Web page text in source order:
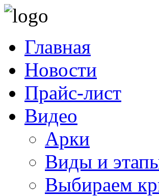
Главная
Новости
Прайс-лист
Видео
Арки
Виды и
Выбираем